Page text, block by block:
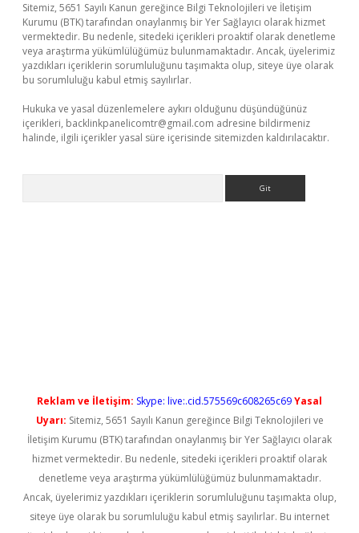
Sitemiz, 5651 Sayılı Kanun gereğince Bilgi Teknolojileri ve İletişim
Kurumu (BTK) tarafından onaylanmış bir Yer Sağlayıcı olarak hizmet
vermektedir. Bu nedenle, sitedeki içerikleri proaktif olarak denetleme
veya araştırma yükümlülüğümüz bulunmamaktadır. Ancak, üyelerimiz
yazdıkları içeriklerin sorumluluğunu taşımakta olup, siteye üye olarak
bu sorumluluğu kabul etmiş sayılırlar.
Hukuka ve yasal düzenlemelere aykırı olduğunu düşündüğünüz
içerikleri, backlinkpanelicomtr@gmail.com adresine bildirmeniz
halinde, ilgili içerikler yasal süre içerisinde sitemizden kaldırılacaktır.
Reklam ve İletişim: Skype: live:.cid.575569c608265c69Yasal
Uyarı: Sitemiz, 5651 Sayılı Kanun gereğince Bilgi Teknolojileri ve
İletişim Kurumu (BTK) tarafından onaylanmış bir Yer Sağlayıcı olarak
hizmet vermektedir. Bu nedenle, sitedeki içerikleri proaktif olarak
denetleme veya araştırma yükümlülüğümüz bulunmamaktadır.
Ancak, üyelerimiz yazdıkları içeriklerin sorumluluğunu taşımakta olup,
siteye üye olarak bu sorumluluğu kabul etmiş sayılırlar. Bu internet